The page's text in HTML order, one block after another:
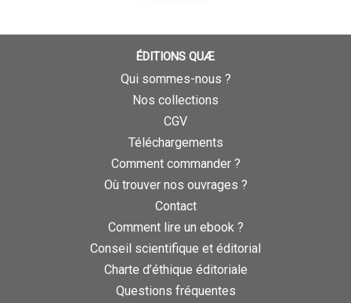
ÉDITIONS QUÆ
Qui sommes-nous ?
Nos collections
CGV
Téléchargements
Comment commander ?
Où trouver nos ouvrages ?
Contact
Comment lire un ebook ?
Conseil scientifique et éditorial
Charte d’éthique éditoriale
Questions fréquentes